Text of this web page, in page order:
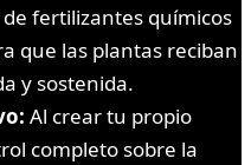
fertilizantes químicos
que las plantas reciban
y sostenida.
Al crear tu propio
completo sobre la